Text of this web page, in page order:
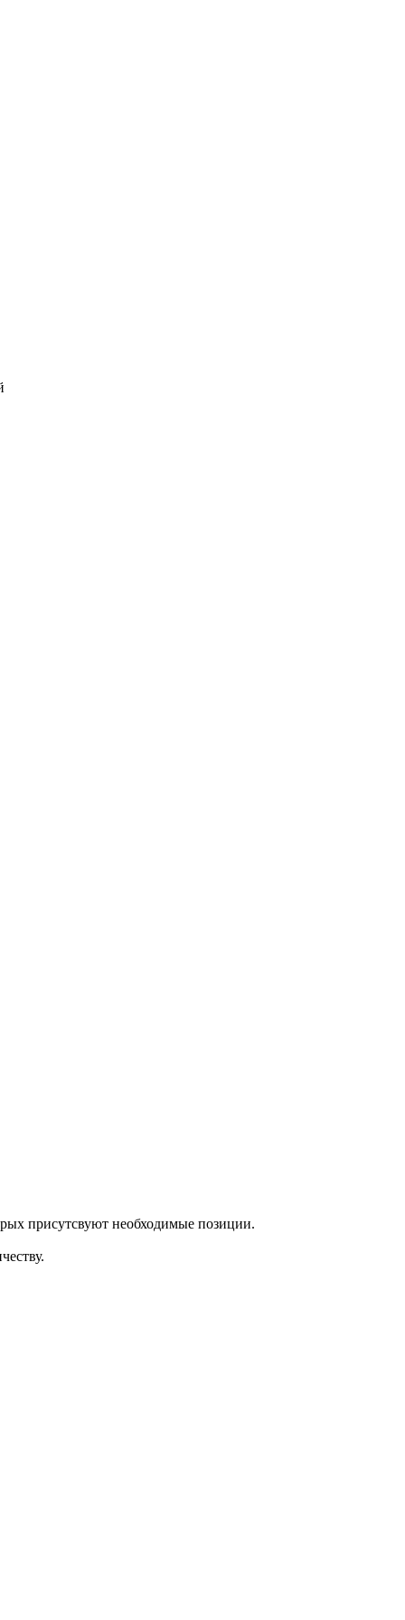
присутсвуют необходимые позиции.